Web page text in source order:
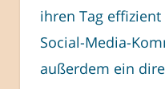
ihren Tag
Social-Media-
außerdem ein